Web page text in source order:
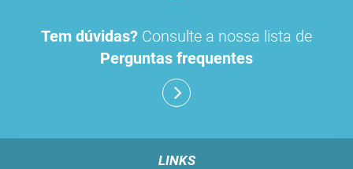
Tem dúvidas? Consulte a nossa lista de
Perguntas frequentes
LINKS